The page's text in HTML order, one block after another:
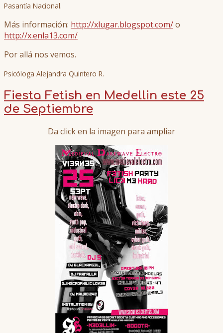
Pasantía Nacional.
Más información: http://xlugar.blogspot.com/o
http://x.enla13.com/
Por allá nos vemos.
Psicóloga Alejandra Quintero R.
Fiesta Fetish en Medellin este 25
de Septiembre
Da click en la imagen para ampliar